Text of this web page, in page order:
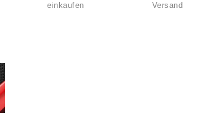
einkaufen
Versand